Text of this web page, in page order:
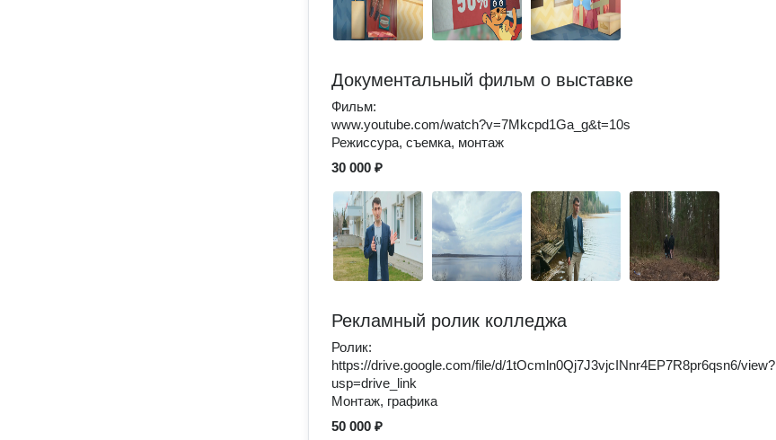
Документальный фильм о выставке
Фильм:
www.youtube.com/watch?v=7Mkcpd1Ga_g&t=10s
Режиссура, съемка, монтаж
30 000 ₽
Рекламный ролик колледжа
Ролик:
https://drive.google.com/file/d/1tOcmln0Qj7J3vjcINnr4EP7R8pr6qsn6/view?
usp=drive_link
Монтаж, графика
50 000 ₽